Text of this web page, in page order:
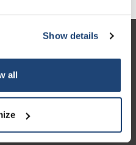
Show details
all